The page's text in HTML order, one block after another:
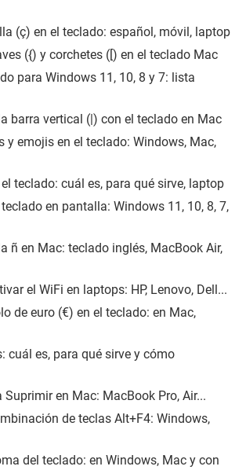
(ç) en el teclado: español, móvil, laptop
({) y corchetes ([) en el teclado Mac
para Windows 11, 10, 8 y 7: lista
barra vertical (|) con el teclado en Mac
y emojis en el teclado: Windows, Mac,
teclado: cuál es, para qué sirve, laptop
en pantalla: Windows 11, 10, 8, 7,
ñ en Mac: teclado inglés, MacBook Air,
el WiFi en laptops: HP, Lenovo, Dell...
de euro (€) en el teclado: en Mac,
cuál es, para qué sirve y cómo
Suprimir en Mac: MacBook Pro, Air...
de teclas Alt+F4: Windows,
del teclado: en Windows, Mac y con